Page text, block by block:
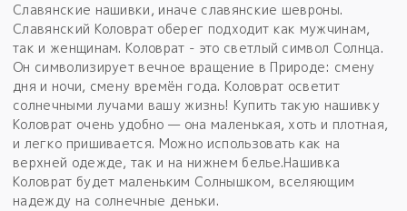
Оберег в подарок
к заказу от 3 тыс. руб.
Славянские нашивки, иначе славянские шевроны.
Славянский Коловрат оберег подходит как мужчинам,
так и женщинам. Коловрат - это светлый символ Солнца.
Он символизирует вечное вращение в Природе: смену
дня и ночи, смену времён года. Коловрат осветит
солнечными лучами вашу жизнь! Купить такую нашивку
Коловрат очень удобно — она маленькая, хоть и плотная,
и легко пришивается. Можно использовать как на
верхней одежде, так и на нижнем белье.Нашивка
Коловрат будет маленьким Солнышком, вселяющим
надежду на солнечные деньки.